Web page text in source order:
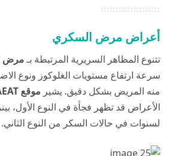
أعراض مرض السكري
تتنوع المظاهر السريرية المرتبطة بـمرض
سرعة ارتفاع مستويات الغلوكوز ونوع
منه المريض بشكل دقيق. يشير موقع HAEAT الطبي
الأعراض قد تظهر فجأة في النوع الأول،
لسنوات في حالات السكر من النوع الثاني.